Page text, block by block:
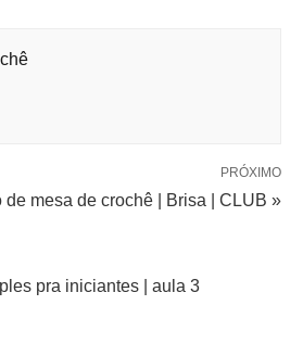
PRÓXIMO
de mesa de crochê | Brisa | CLUB »
pra iniciantes | aula 3